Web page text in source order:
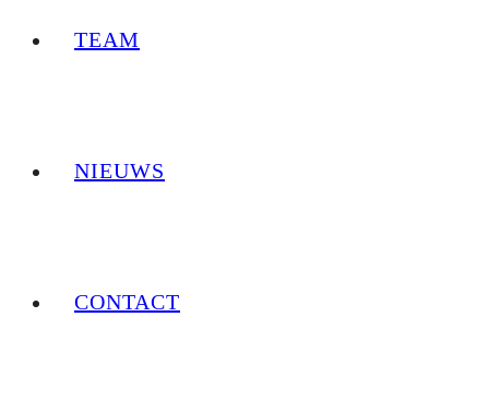
TEAM
NIEUWS
CONTACT